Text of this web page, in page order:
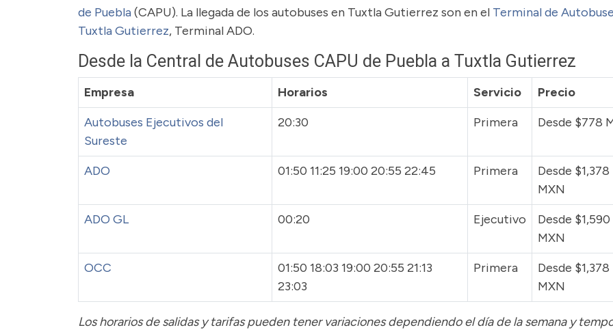
de Puebla(CAPU). La llegada de los autobuses en Tuxtla Gutierrez son en el Terminal de
Tuxtla Gutierrez, Terminal ADO.
Desde la Central de Autobuses CAPU de Puebla a Tuxtla Gutierrez
Empresa Horarios Servicio
Precio
Autobuses Ejecutivos del
Sureste
20:30 Primera Desde $778
ADO 01:50 11:25 19:00 20:55 22:45 Primera
Desde $1,378
MXN
ADO GL
00:20 Ejecutivo
Desde $1,590
MXN
OCC
01:50 18:03 19:00 20:55 21:13
23:03
Primera
Desde $1,378
MXN
Los horarios de salidas y tarifas pueden tener variaciones dependiendo el día de la semana y